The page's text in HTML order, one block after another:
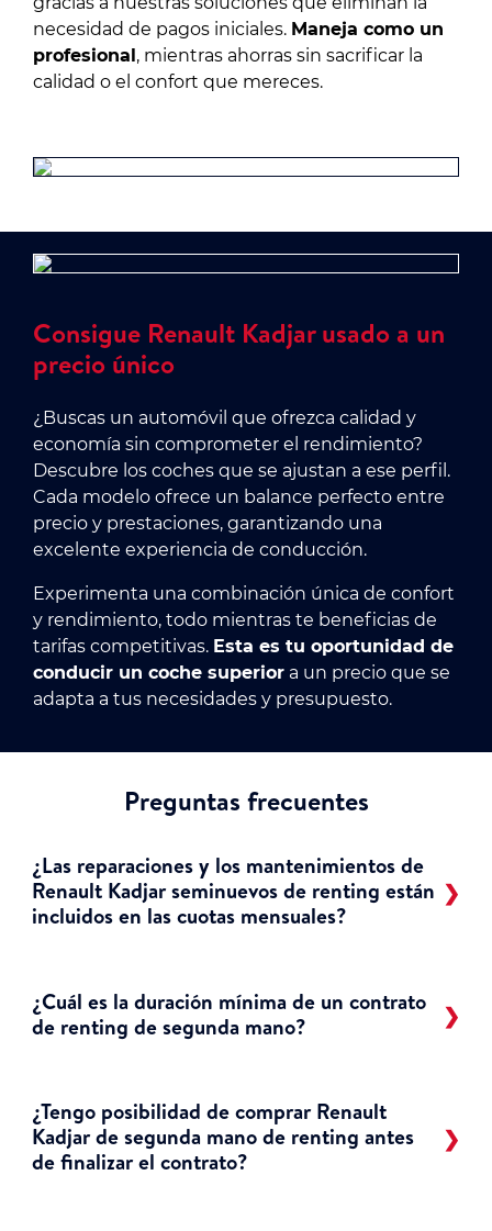
necesidad de pagos iniciales. Maneja como un
profesional, mientras ahorras sin sacrificar la
calidad o el confort que mereces.
Consigue Renault Kadjar usado a un
precio único
¿Buscas un automóvil que ofrezca calidad y
economía sin comprometer el rendimiento?
Descubre los coches que se ajustan a ese perfil.
Cada modelo ofrece un balance perfecto entre
precio y prestaciones, garantizando una
excelente experiencia de conducción.
Experimenta una combinación única de confort
y rendimiento, todo mientras te beneficias de
tarifas competitivas. Esta es tu oportunidad de
conducir un coche superior a un precio que se
adapta a tus necesidades y presupuesto.
Preguntas frecuentes
¿Las reparaciones y los mantenimientos de
Renault Kadjar seminuevos de renting están
incluidos en las cuotas mensuales?
¿Cuál es la duración mínima de un contrato
de renting de segunda mano?
¿Tengo posibilidad de comprar Renault
Kadjar de segunda mano de renting antes
de finalizar el contrato?